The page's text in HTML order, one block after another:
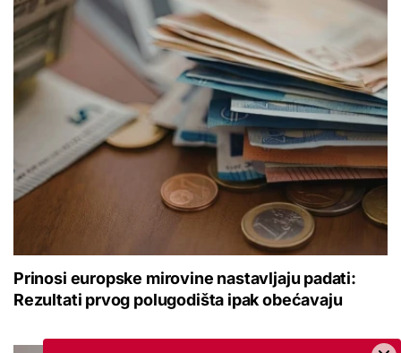
Prinosi europske mirovine nastavljaju padati:
Rezultati prvog polugodišta ipak obećavaju